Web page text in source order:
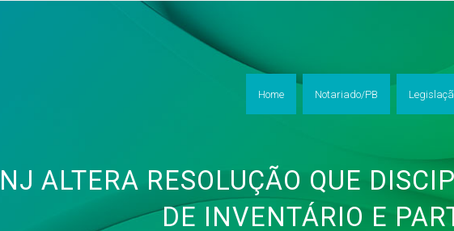
Home Notariado/PB
ALTERA RESOLUÇÃO QUE
DE INVENTÁRIO E